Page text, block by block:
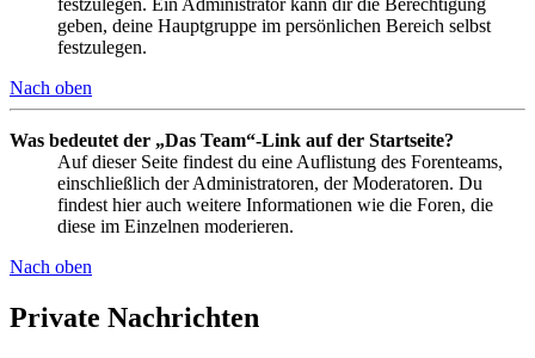
geben, deine Hauptgruppe im persönlichen Bereich selbst
festzulegen.
Nach oben
Was bedeutet der „Das Team“-Link auf der Startseite?
Auf dieser Seite findest du eine Auflistung des Forenteams,
einschließlich der Administratoren, der Moderatoren. Du
findest hier auch weitere Informationen wie die Foren, die
diese im Einzelnen moderieren.
Nach oben
Private Nachrichten